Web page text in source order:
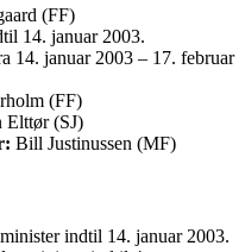
(FF)
14. januar 2003.
14. januar 2003 – 17. februar
(FF)
Elttør (SJ)
Bill Justinussen (MF)
indtil 14. januar 2003.